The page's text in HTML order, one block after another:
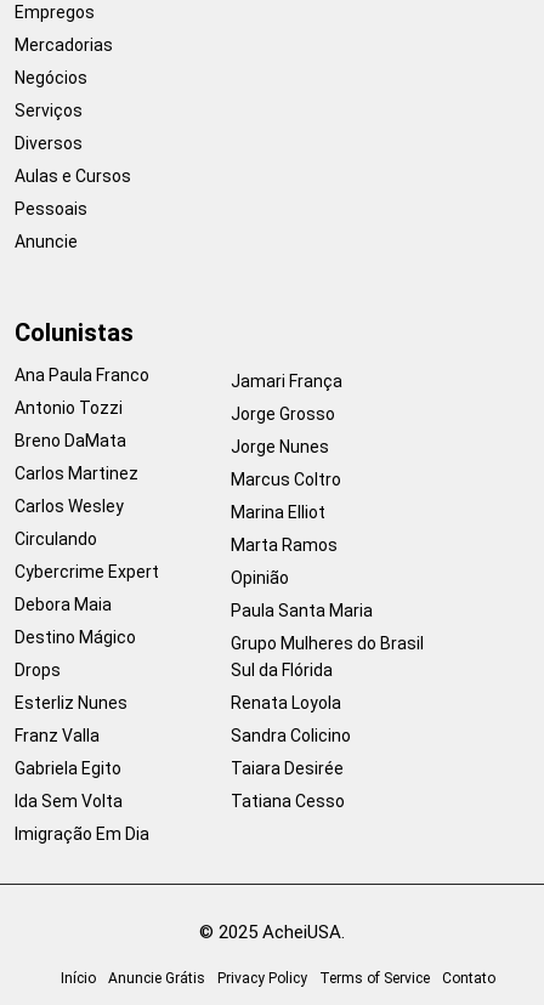
Empregos
Mercadorias
Negócios
Serviços
Diversos
Aulas e Cursos
Pessoais
Anuncie
Colunistas
Ana Paula Franco
Antonio Tozzi
Breno DaMata
Carlos Martinez
Carlos Wesley
Circulando
Cybercrime Expert
Debora Maia
Destino Mágico
Drops
Esterliz Nunes
Franz Valla
Gabriela Egito
Ida Sem Volta
Imigração Em Dia
Jamari França
Jorge Grosso
Jorge Nunes
Marcus Coltro
Marina Elliot
Marta Ramos
Opinião
Paula Santa Maria
Grupo Mulheres do Brasil
Sul da Flórida
Renata Loyola
Sandra Colicino
Taiara Desirée
Tatiana Cesso
© 2025 AcheiUSA.
Início Anuncie Grátis Privacy Policy Terms of Service Contato